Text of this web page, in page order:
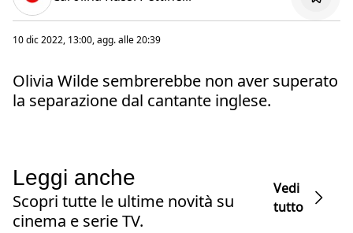
10 dic 2022, 13:00, agg. alle20:39
Olivia Wilde sembrerebbe non aver superato
la separazione dal cantante inglese.
Leggi anche
Scopri tutte le ultime novità su
cinema e serie TV.
Vedi
tutto